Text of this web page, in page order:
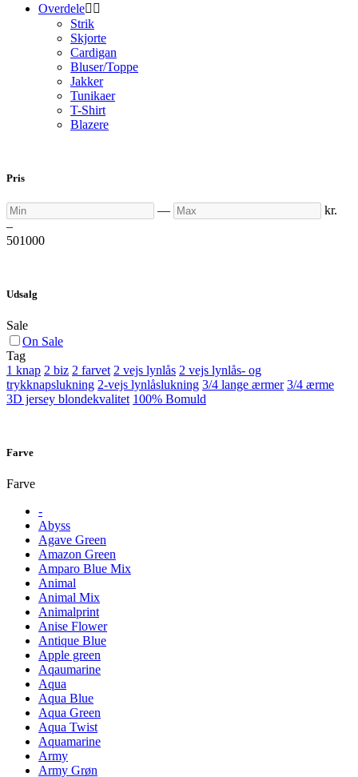
Overdele 
Strik
Skjorte
Cardigan
Bluser/Toppe
Jakker
Tunikaer
T-Shirt
Blazere
Pris
Min — Max
kr.
–
501000
Udsalg
Sale
On Sale
Tag
1 knap 2 biz 2 farvet 2 vejs lynlås 2 vejs lynlås- og
trykknapslukning 2-vejs lynlåslukning 3/4 lange ærmer 3/4 ærme
3D jersey blondekvalitet 100% Bomuld
Farve
Farve
-
Abyss
Agave Green
Amazon Green
Amparo Blue Mix
Animal
Animal Mix
Animalprint
Anise Flower
Antique Blue
Apple green
Aqaumarine
Aqua
Aqua Blue
Aqua Green
Aqua Twist
Aquamarine
Army
Army Grøn